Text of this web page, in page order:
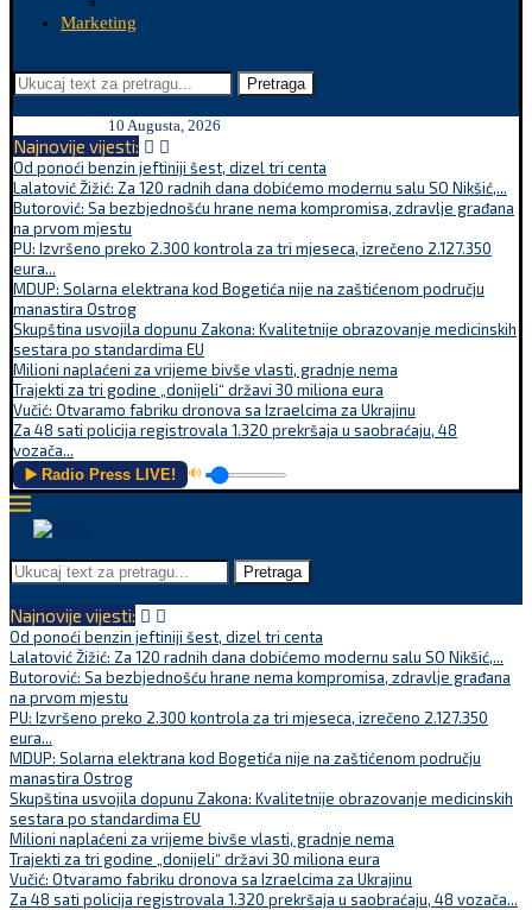
Marketing
Pretraga
10 Augusta, 2026
Najnovije vijesti:
Od ponoći benzin jeftiniji šest, dizel tri centa
Lalatović Žižić: Za 120 radnih dana dobićemo modernu salu SO Nikšić,...
Butorović: Sa bezbjednošću hrane nema kompromisa, zdravlje građana
na prvom mjestu
PU: Izvršeno preko 2.300 kontrola za tri mjeseca, izrečeno 2.127.350
eura...
MDUP: Solarna elektrana kod Bogetića nije na zaštićenom području
manastira Ostrog
Skupština usvojila dopunu Zakona: Kvalitetnije obrazovanje medicinskih
sestara po standardima EU
Milioni naplaćeni za vrijeme bivše vlasti, gradnje nema
Trajekti za tri godine „donijeli“ državi 30 miliona eura
Vučić: Otvaramo fabriku dronova sa Izraelcima za Ukrajinu
Za 48 sati policija registrovala 1.320 prekršaja u saobraćaju, 48
vozača...
▶️ Radio Press LIVE! 🔊
Pretraga
Najnovije vijesti:
Od ponoći benzin jeftiniji šest, dizel tri centa
Lalatović Žižić: Za 120 radnih dana dobićemo modernu salu SO Nikšić,...
Butorović: Sa bezbjednošću hrane nema kompromisa, zdravlje građana
na prvom mjestu
PU: Izvršeno preko 2.300 kontrola za tri mjeseca, izrečeno 2.127.350
eura...
MDUP: Solarna elektrana kod Bogetića nije na zaštićenom području
manastira Ostrog
Skupština usvojila dopunu Zakona: Kvalitetnije obrazovanje medicinskih
sestara po standardima EU
Milioni naplaćeni za vrijeme bivše vlasti, gradnje nema
Trajekti za tri godine „donijeli“ državi 30 miliona eura
Vučić: Otvaramo fabriku dronova sa Izraelcima za Ukrajinu
Za 48 sati policija registrovala 1.320 prekršaja u saobraćaju, 48 vozača...